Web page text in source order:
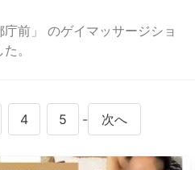
庁前」 のゲイマッサージショ
。
4 5 - 次へ